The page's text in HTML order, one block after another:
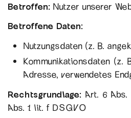
Betroffen: Nutzer unserer
Betroffene Daten:
Nutzungsdaten (z. B.
Kommunikationsdaten (z.
Adresse, verwendetes
Rechtsgrundlage: Art. 6
Abs. 1 lit. f DSGVO